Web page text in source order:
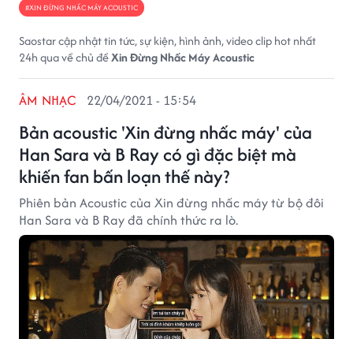
#XIN ĐỪNG NHẤC MÁY ACOUSTIC
Saostar cập nhật tin tức, sự kiện, hình ảnh, video clip hot nhất
24h qua về chủ đềXin Đừng Nhấc Máy Acoustic
Bản acoustic 'Xin đừng nhấc máy' của
Han Sara và B Ray có gì đặc biệt mà
khiến fan bấn loạn thế này?
ÂM NHẠC 22/04/2021 - 15:54
Phiên bản Acoustic của Xin đừng nhấc máy từ bộ đôi
Han Sara và B Ray đã chính thức ra lò.